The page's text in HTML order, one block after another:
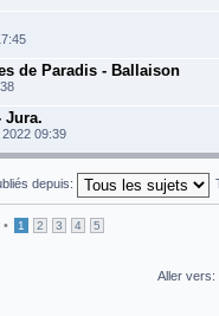
de Paradis - Ballaison
Jura.
09:39
depuis:
• 1 2 3 4 5
Aller vers: